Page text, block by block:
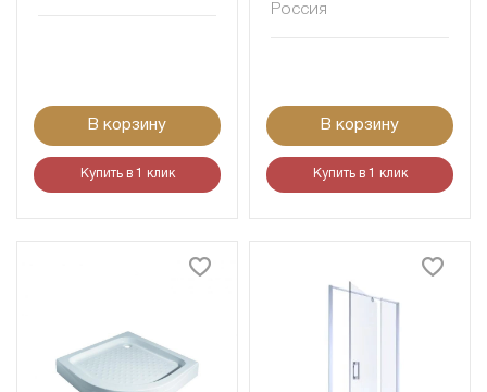
В корзину
Купить в 1 клик
Россия
В корзину
Купить в 1 клик